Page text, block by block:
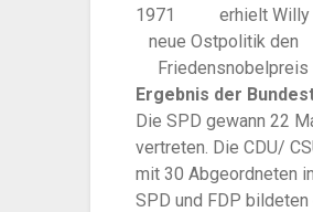
1971 erhielt Willy
neue Ostpolitik den
Friedensnobelpreis
Ergebnis der
Die SPD gewann 22
vertreten. Die CDU/
mit 30 Abgeordneten
SPD und FDP